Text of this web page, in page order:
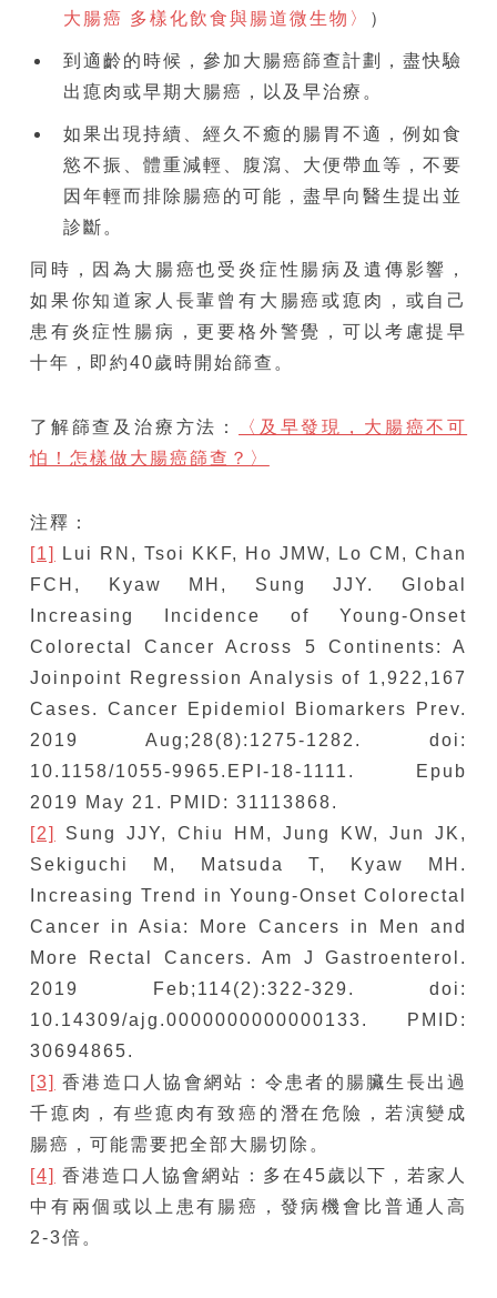
大腸癌 多樣化飲食與腸道微生物〉
）
到適齡的時候，參加大腸癌篩查計劃，盡快驗
出瘜肉或早期大腸癌，以及早治療。
如果出現持續、經久不癒的腸胃不適，例如食
慾不振、體重減輕、腹瀉、大便帶血等，不要
因年輕而排除腸癌的可能，盡早向醫生提出並
診斷。
同時，因為大腸癌也受炎症性腸病及遺傳影響，
如果你知道家人長輩曾有大腸癌或瘜肉，或自己
患有炎症性腸病，更要格外警覺，可以考慮提早
十年，即約40歲時開始篩查。
了解篩查及治療方法：
〈及早發現，大腸癌不可
怕！怎樣做大腸癌篩查？〉
注釋：
[1]
Lui RN, Tsoi KKF, Ho JMW, Lo CM, Chan
FCH, Kyaw MH, Sung JJY. Global
Increasing Incidence of Young-Onset
Colorectal Cancer Across 5 Continents: A
Joinpoint Regression Analysis of 1,922,167
Cases. Cancer Epidemiol Biomarkers Prev.
2019 Aug;28(8):1275-1282. doi:
10.1158/1055-9965.EPI-18-1111. Epub
2019 May 21. PMID: 31113868.
[2]
Sung JJY, Chiu HM, Jung KW, Jun JK,
Sekiguchi M, Matsuda T, Kyaw MH.
Increasing Trend in Young-Onset Colorectal
Cancer in Asia: More Cancers in Men and
More Rectal Cancers. Am J Gastroenterol.
2019 Feb;114(2):322-329. doi:
10.14309/ajg.0000000000000133. PMID:
30694865.
[3] 香港造口人協會網站：令患者的腸臟生長出過
千瘜肉，有些瘜肉有致癌的潛在危險，若演變成
腸癌，可能需要把全部大腸切除。
[4] 香港造口人協會網站：多在45歲以下，若家人
中有兩個或以上患有腸癌，發病機會比普通人高
2-3倍。